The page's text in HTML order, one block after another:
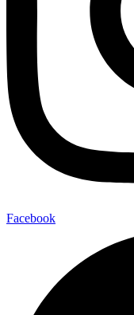
Facebook